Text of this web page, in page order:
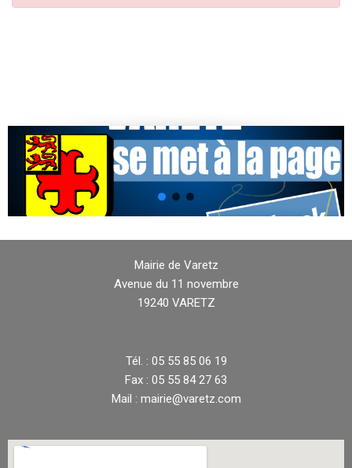
Mairie de Varetz
Avenue du 11 novembre
19240 VARETZ
Tél. : 05 55 85 06 19
Fax : 05 55 84 27 63
Mail : mairie@varetz.com